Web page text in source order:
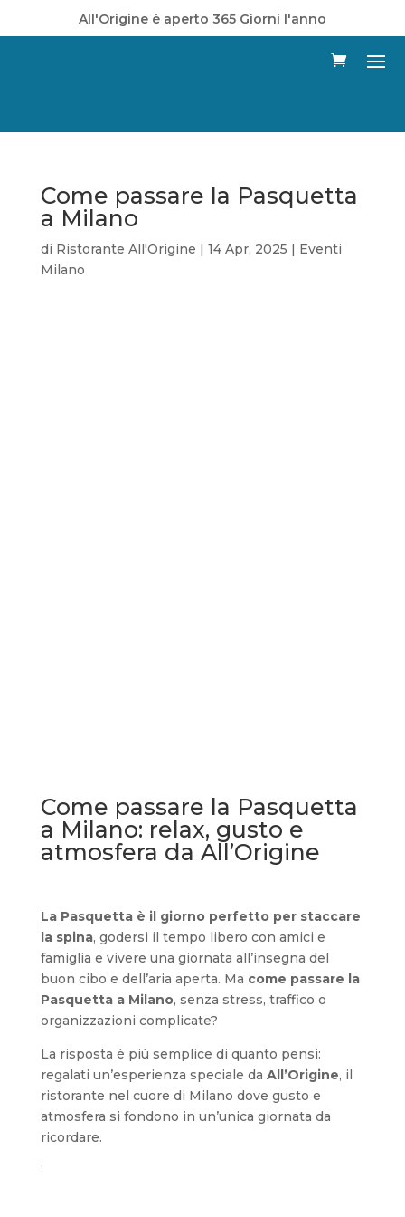
All'Origine é aperto 365 Giorni l'anno
Come passare la Pasquetta
a Milano
di Ristorante All'Origine | 14 Apr, 2025 | Eventi
Milano
Come passare la Pasquetta
a Milano: relax, gusto e
atmosfera da All’Origine
La Pasquetta è il giorno perfetto per staccare
la spina, godersi il tempo libero con amici e
famiglia e vivere una giornata all’insegna del
buon cibo e dell’aria aperta. Ma come passare la
Pasquetta a Milano, senza stress, traffico o
organizzazioni complicate?
La risposta è più semplice di quanto pensi:
regalati un’esperienza speciale da All’Origine, il
ristorante nel cuore di Milano dove gusto e
atmosfera si fondono in un’unica giornata da
ricordare.
.